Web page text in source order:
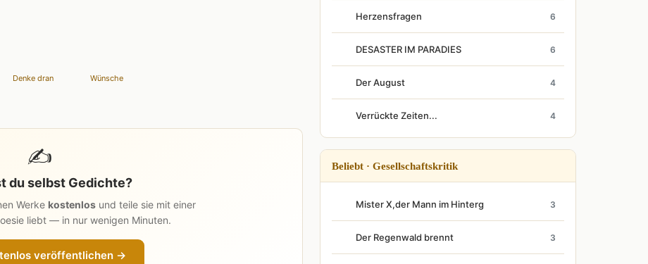
Denke dran Wünsche
✍️
du selbst Gedichte?
Werke kostenlos und teile sie mit einer
liebt — in nur wenigen Minuten.
veröffentlichen →
Herzensfragen 6
DESASTER IM PARADIES 6
Der August 4
Verrückte Zeiten... 4
Beliebt · Gesellschaftskritik
Mister X,der Mann im Hinterg 3
Der Regenwald brennt 3